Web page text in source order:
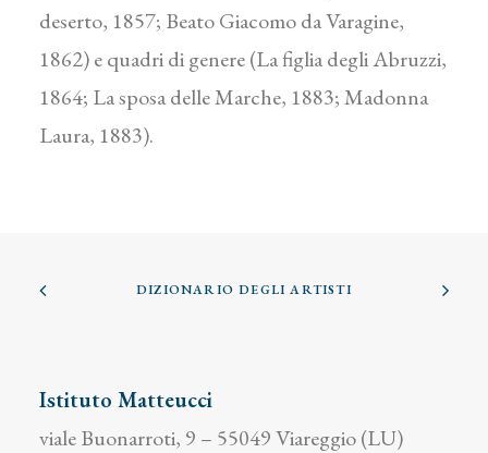
deserto, 1857; Beato Giacomo da Varagine,
1862) e quadri di genere (La figlia degli Abruzzi,
1864; La sposa delle Marche, 1883; Madonna
Laura, 1883).
DIZIONARIO DEGLI ARTISTI
Istituto Matteucci
viale Buonarroti, 9 – 55049 Viareggio (LU)